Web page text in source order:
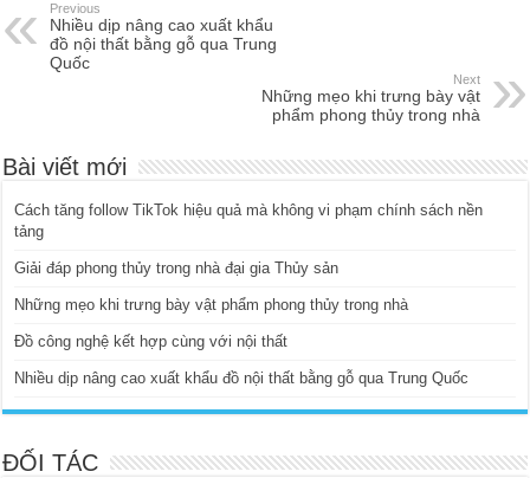
Previous
Nhiều dịp nâng cao xuất khẩu
đồ nội thất bằng gỗ qua Trung
Quốc
Next
Những mẹo khi trưng bày vật
phẩm phong thủy trong nhà
Bài viết mới
Cách tăng follow TikTok hiệu quả mà không vi phạm chính sách nền
tảng
Giải đáp phong thủy trong nhà đại gia Thủy sản
Những mẹo khi trưng bày vật phẩm phong thủy trong nhà
Đồ công nghệ kết hợp cùng với nội thất
Nhiều dịp nâng cao xuất khẩu đồ nội thất bằng gỗ qua Trung Quốc
ĐỐI TÁC